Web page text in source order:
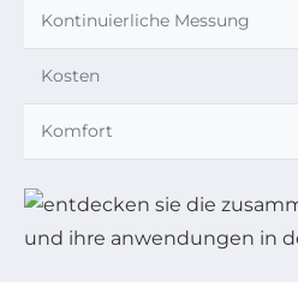
Kontinuierliche Messung
Kosten
Komfort